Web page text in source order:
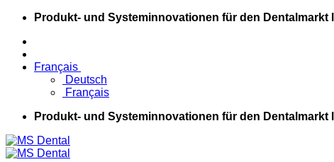
Passer
contenu
Produkt- und Systeminnovationen für den Dentalmarkt
Français
Deutsch
Français
Produkt- und Systeminnovationen für den Dentalmarkt